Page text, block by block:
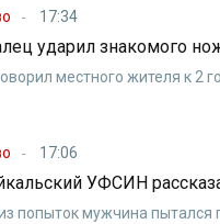
17:34
ударил знакомого
местного жителя к 2
17:06
УФСИН
попыток мужчина пытался